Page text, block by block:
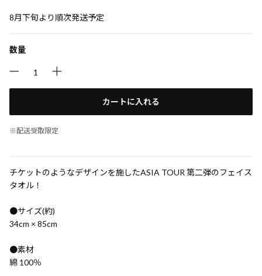
8月下旬より順次発送予定
数量
カートに入れる
※配送受取限定
チケットのようなデザインを施したASIA TOUR 第二弾のフェイス
タオル！
●サイズ(約)
34cm × 85cm
●素材
綿 100％